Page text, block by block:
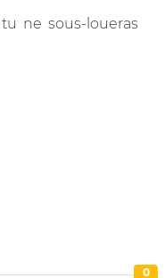
ne sous-loueras
0